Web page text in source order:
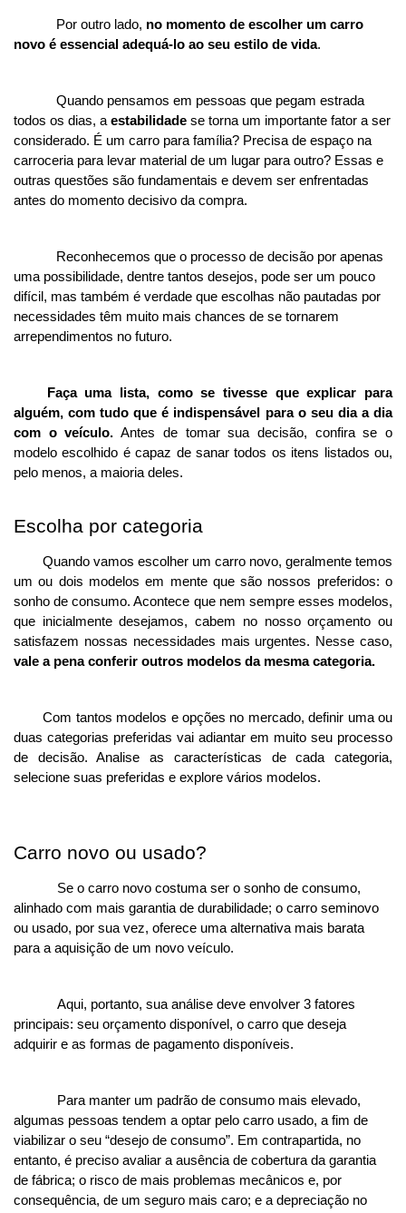
Por outro lado, no momento de escolher um carro
novo é essencial adequá-lo ao seu estilo de vida.
Quando pensamos em pessoas que pegam estrada
todos os dias, a estabilidade se torna um importante fator a ser
considerado. É um carro para família? Precisa de espaço na
carroceria para levar material de um lugar para outro? Essas e
outras questões são fundamentais e devem ser enfrentadas
antes do momento decisivo da compra.
Reconhecemos que o processo de decisão por apenas
uma possibilidade, dentre tantos desejos, pode ser um pouco
difícil, mas também é verdade que escolhas não pautadas por
necessidades têm muito mais chances de se tornarem
arrependimentos no futuro.
Faça uma lista, como se tivesse que explicar para
alguém, com tudo que é indispensável para o seu dia a dia
com o veículo. Antes de tomar sua decisão, confira se o
modelo escolhido é capaz de sanar todos os itens listados ou,
pelo menos, a maioria deles.
Escolha por categoria
Quando vamos escolher um carro novo, geralmente temos
um ou dois modelos em mente que são nossos preferidos: o
sonho de consumo. Acontece que nem sempre esses modelos,
que inicialmente desejamos, cabem no nosso orçamento ou
vale a pena conferir outros modelos da mesma categoria.
Com tantos modelos e opções no mercado, definir uma ou
duas categorias preferidas vai adiantar em muito seu processo
de decisão. Analise as características de cada categoria,
selecione suas preferidas e explore vários modelos.
Carro novo ou usado?
Se o carro novo costuma ser o sonho de consumo,
alinhado com mais garantia de durabilidade; o carro seminovo
ou usado, por sua vez, oferece uma alternativa mais barata
para a aquisição de um novo veículo.
Aqui, portanto, sua análise deve envolver 3 fatores
principais: seu orçamento disponível, o carro que deseja
adquirir e as formas de pagamento disponíveis.
Para manter um padrão de consumo mais elevado,
algumas pessoas tendem a optar pelo carro usado, a fim de
viabilizar o seu “desejo de consumo”. Em contrapartida, no
entanto, é preciso avaliar a ausência de cobertura da garantia
de fábrica; o risco de mais problemas mecânicos e, por
consequência, de um seguro mais caro; e a depreciação no